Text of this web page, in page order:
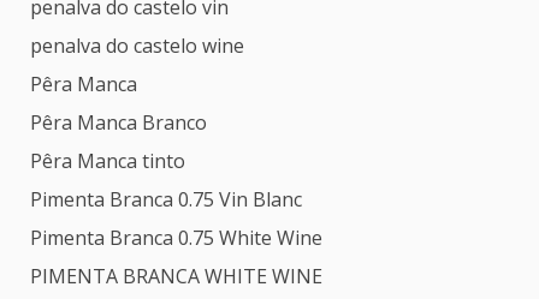
penalva do castelo vin
penalva do castelo wine
Pêra Manca
Pêra Manca Branco
Pêra Manca tinto
Pimenta Branca 0.75 Vin Blanc
Pimenta Branca 0.75 White Wine
PIMENTA BRANCA WHITE WINE